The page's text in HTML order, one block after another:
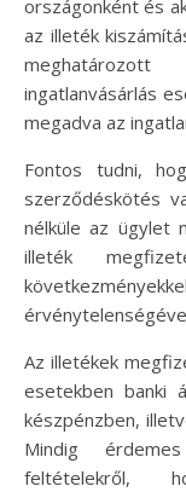
országonként és
az illeték
ingatlanvásárlás
megadva az
Fontos tudni,
szerződéskötés
nélküle az ügylet
illeték
Az illetékek
esetekben banki
készpénzben,
Mindig
feltételekről,